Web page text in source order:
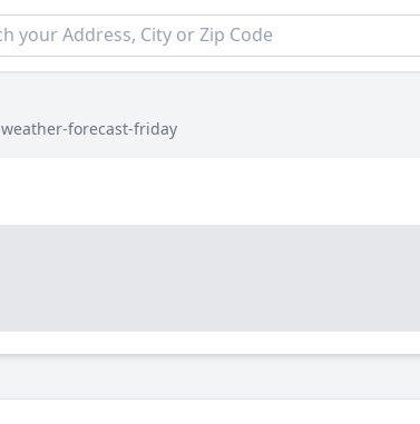
weather-forecast-friday